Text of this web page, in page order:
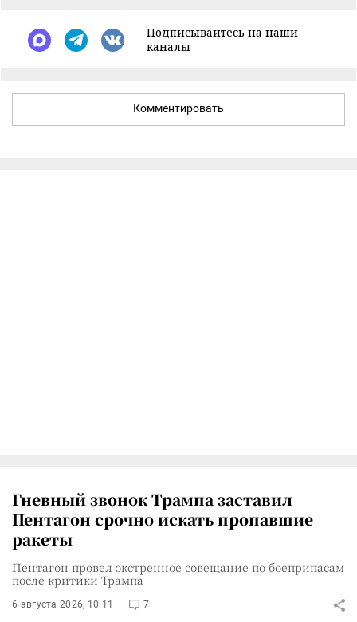
Подписывайтесь на наши
каналы
Комментировать
Гневный звонок Трампа заставил
Пентагон срочно искать пропавшие
ракеты
Пентагон провел экстренное совещание по боеприпасам
после критики Трампа
6 августа 2026, 10:11 7